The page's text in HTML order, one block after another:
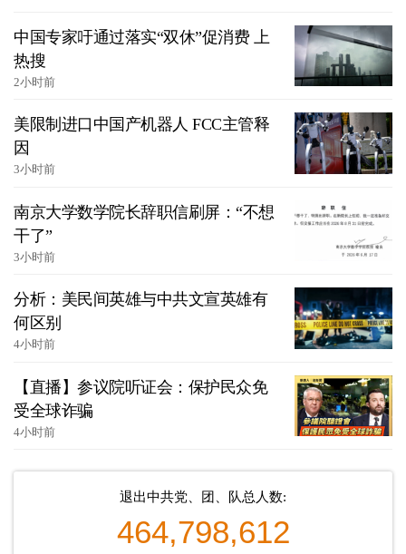
中国专家吁通过落实“双休”促消费 上
热搜
2小时前
美限制进口中国产机器人 FCC主管释
因
3小时前
南京大学数学院长辞职信刷屏：“不想
干了”
3小时前
分析：美民间英雄与中共文宣英雄有
何区别
4小时前
【直播】参议院听证会：保护民众免
受全球诈骗
4小时前
退出中共党、团、队总人数:
464,798,612